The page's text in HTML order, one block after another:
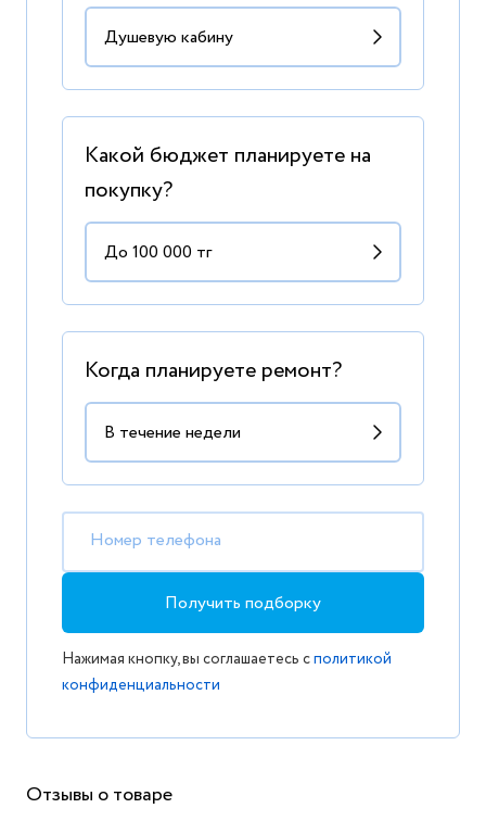
Какой бюджет планируете на
покупку?
Когда планируете ремонт?
Номер телефона
Получить подборку
Нажимая кнопку, вы соглашаетесь сполитикой
конфиденциальности
Отзывы о товаре